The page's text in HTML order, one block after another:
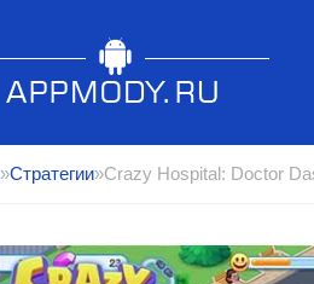
»Стратегии»Crazy Hospital: Doctor